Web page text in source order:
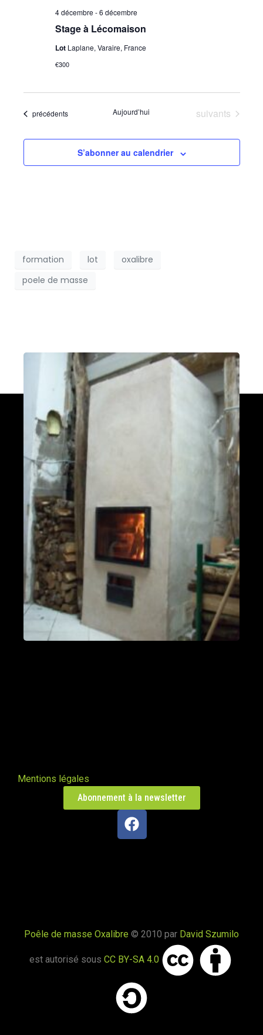
Stage à Lécomaison
4 décembre -6 décembre
Lot Laplane, Varaire, France
€300
Évènements
précédents Aujourd’hui Évènements
suivants
S’abonner au calendrier
formation lot
oxalibre
poele de masse
Mentions légales
Abonnement à la newsletter
Poêle de masse Oxalibre © 2010 par David Szumilo
est autorisé sous CC BY-SA 4.0